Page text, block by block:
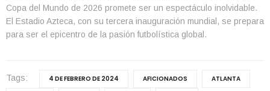
Copa del Mundo de 2026 promete ser un espectáculo inolvidable.
El Estadio Azteca, con su tercera inauguración mundial, se prepara
para ser el epicentro de la pasión futbolística global.
Tags: 4 DE FEBRERO DE 2024 AFICIONADOS
ATLANTA